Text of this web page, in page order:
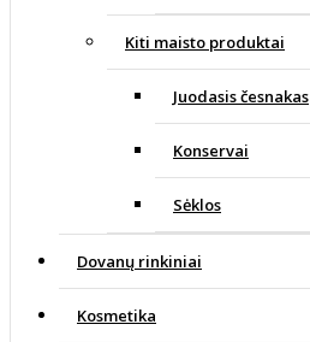
Kiti maisto produktai
Juodasis česnakas
Konservai
Sėklos
Dovanų rinkiniai
Kosmetika